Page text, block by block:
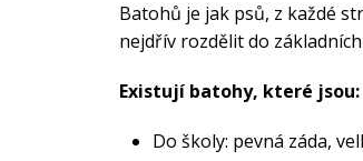
Batohů je jak psů, z každé
nejdřív rozdělit do
Existují batohy, které jsou:
Do školy: pevná záda,